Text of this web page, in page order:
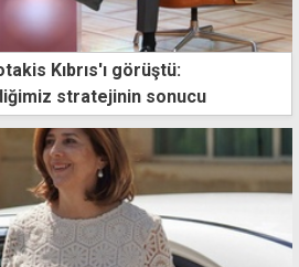
Kıbrıs'ı görüştü:
stratejinin sonucu